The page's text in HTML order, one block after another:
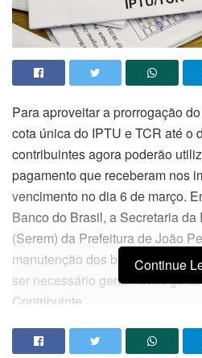
Para aproveitar a prorrogação
cota única do IPTU e TCR até o
contribuintes agora poderão
pagamento que receberam nos
vencimento no dia 6 de março.
Banco do Brasil, a Secretaria
(Serem) da Prefeitura de João
manutenção dos boletos para
ser necessário gerar novas
Contribuinte.
Com o boleto já emitido no
Continue